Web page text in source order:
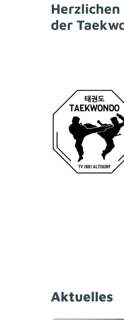
der
Aktuelles